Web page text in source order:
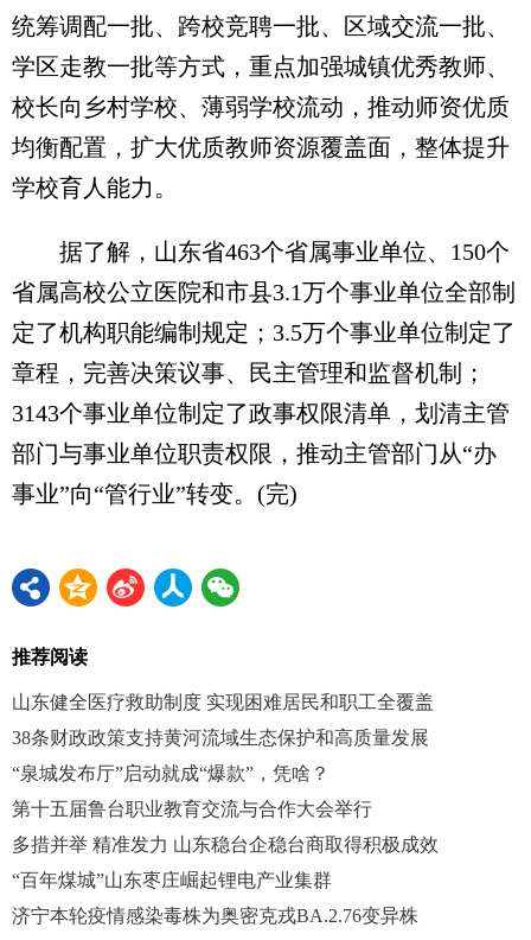
统筹调配一批、跨校竞聘一批、区域交流一批、
学区走教一批等方式，重点加强城镇优秀教师、
校长向乡村学校、薄弱学校流动，推动师资优质
均衡配置，扩大优质教师资源覆盖面，整体提升
学校育人能力。
据了解，山东省463个省属事业单位、150个
省属高校公立医院和市县3.1万个事业单位全部制
定了机构职能编制规定；3.5万个事业单位制定了
章程，完善决策议事、民主管理和监督机制；
3143个事业单位制定了政事权限清单，划清主管
部门与事业单位职责权限，推动主管部门从“办
事业”向“管行业”转变。(完)
推荐阅读
山东健全医疗救助制度 实现困难居民和职工全覆盖
38条财政政策支持黄河流域生态保护和高质量发展
“泉城发布厅”启动就成“爆款”，凭啥？
第十五届鲁台职业教育交流与合作大会举行
多措并举 精准发力 山东稳台企稳台商取得积极成效
“百年煤城”山东枣庄崛起锂电产业集群
济宁本轮疫情感染毒株为奥密克戎BA.2.76变异株